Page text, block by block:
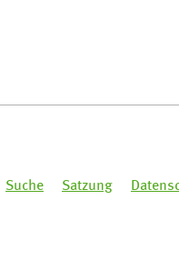
Suche Satzung